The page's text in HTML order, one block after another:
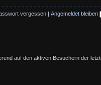
vergessen Angemeldet bleiben
auf den aktiven Besuchern der